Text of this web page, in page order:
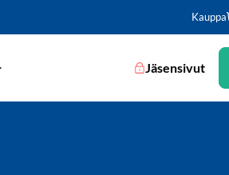
Kauppa
Jäsensivut